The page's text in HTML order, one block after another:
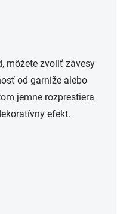
môžete zvoliť závesy
od garniže alebo
jemne rozprestiera
efekt.